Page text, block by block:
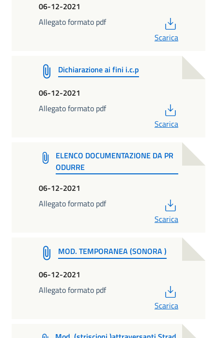
06-12-2021
Allegato formato pdf
Scarica
Dichiarazione ai fini i.c.p
06-12-2021
Allegato formato pdf
Scarica
ELENCO DOCUMENTAZIONE DA PR
ODURRE
06-12-2021
Allegato formato pdf
Scarica
MOD. TEMPORANEA (SONORA )
06-12-2021
Allegato formato pdf
Scarica